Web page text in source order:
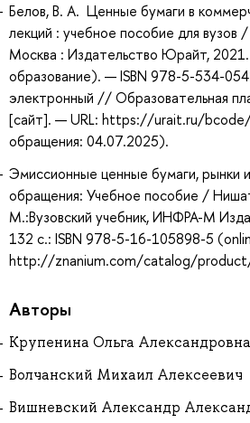
Белов, В. А. Ценные бумаги в
лекций : учебное пособие для вузов
Москва : Издательство Юрайт,
образование). — ISBN 978-5-534-
электронный // Образовательная
[сайт]. — URL: https://urait.ru/
обращения: 04.07.2025).
Эмиссионные ценные бумаги, рынки
обращения: Учебное пособие /
М.:Вузовский учебник, ИНФРА-М
132 с.: ISBN 978-5-16-105898-5
http://znanium.com/catalog/
Авторы
Крупенина Ольга Александровна
Волчанский Михаил Алексеевич
Вишневский Александр